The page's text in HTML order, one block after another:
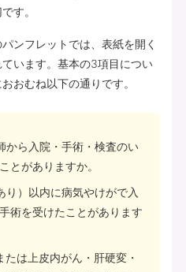
す。
ンフレットでは、表紙を開く
います。基本の3項目につい
おむね以下の通りです。
から入院・手術・検査のい
とがありますか。
り）以内に病気やけがで入
術を受けたことがあります
は上皮内がん・肝硬変・